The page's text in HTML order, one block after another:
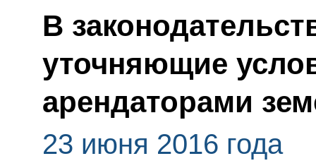
В
уточняющие
арендаторами
23 июня 2016 года